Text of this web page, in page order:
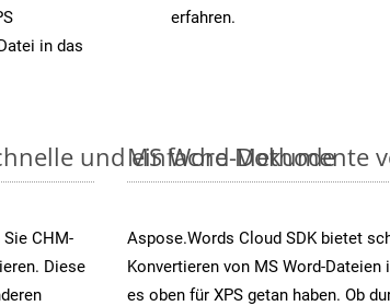
in das
erfahren.
und einfache Methode
CHM-
Diese
MS Word-Dokumente
Aspose.Words Cloud SDK bietet
Konvertieren von MS Word-
es oben für XPS getan haben. Ob